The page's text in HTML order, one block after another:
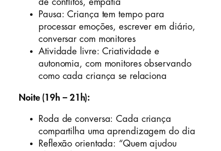
de conflitos, empatia
Pausa: Criança tem tempo para
processar emoções, escrever em diário,
conversar com monitores
Atividade livre: Criatividade e
autonomia, com monitores observando
como cada criança se relaciona
Noite (19h – 21h):
Roda de conversa: Cada criança
compartilha uma aprendizagem do dia
Reflexão orientada: “Quem ajudou